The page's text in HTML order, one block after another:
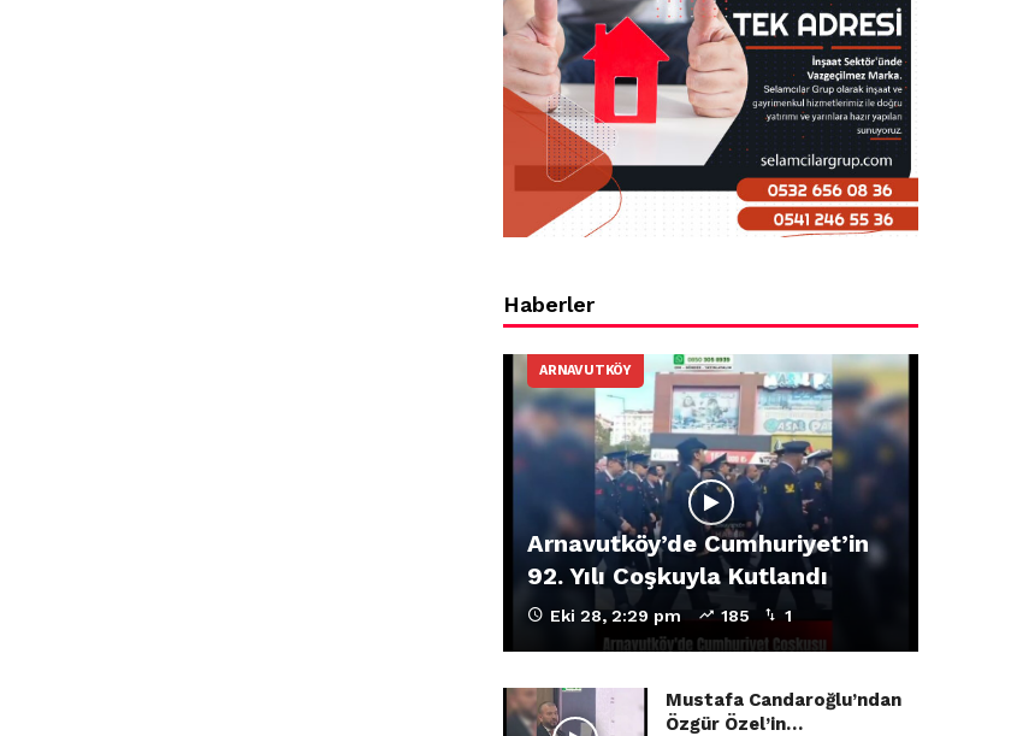
Haberler
ARNAVUTKÖY
Arnavutköy’de Cumhuriyet’in
92. Yılı Coşkuyla Kutlandı
Eki 28, 2:29 pm 185 1
Mustafa Candaroğlu’ndan
Özgür Özel’in…